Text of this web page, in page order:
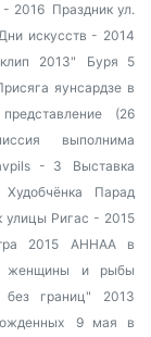
- 2016 Праздник ул.
искусств - 2014
2013"
Буря 5
яунсардзе в
(26
выполнима
- 3
Выставка
Парад
улицы Ригас - 2015
2015
AHHAA в
женщины и рыбы
без границ" 2013
9 мая в